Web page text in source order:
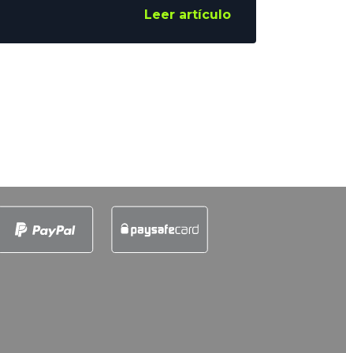
mantener el nivel físico durante
enfadado. Quizá, quizá quizá. Pero
Leer artículo